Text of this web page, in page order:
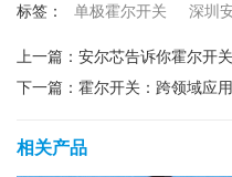
标签： 单极霍尔开关 深圳
上一篇： 安尔芯告诉你霍尔开
下一篇： 霍尔开关：跨领域应
相关产品